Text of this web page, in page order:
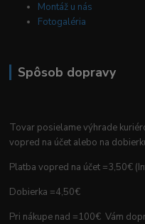
Montáž u nás
Fotogaléria
Spôsob dopravy
Tovar posielame výhrade
vopred na účet alebo na
Platba vopred na účet =3,50€
Dobierka =4,50€
Pri nákupe nad =100€ Vám